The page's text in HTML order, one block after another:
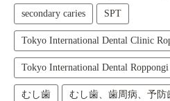
secondary caries SPT
Tokyo International Dental Clinic
Tokyo International Dental Roppongi
むし歯 むし歯、歯周病、予防